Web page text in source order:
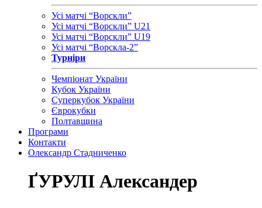
Усі матчі “Ворскли”
Усі матчі “Ворскли” U21
Усі матчі “Ворскли” U19
Усі матчі “Ворскла-2”
Турніри
Чемпіонат України
Кубок України
Суперкубок України
Єврокубки
Полтавщина
Програми
Контакти
Олександр Стадниченко
ҐУРУЛІ Александер